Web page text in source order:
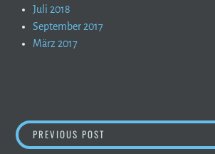
Juli 2018
September 2017
März 2017
BEITRAGSNAVIGATION
PREVIOUS POST